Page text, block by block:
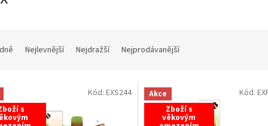
Nejlevnější Nejdražší Nejprodávanější
s
Kód: EXS244
Akce
Zboží s
věkovým
Kód: